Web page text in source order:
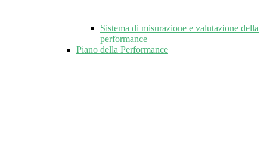
Sistema di misurazione e valutazione della
performance
Piano della Performance